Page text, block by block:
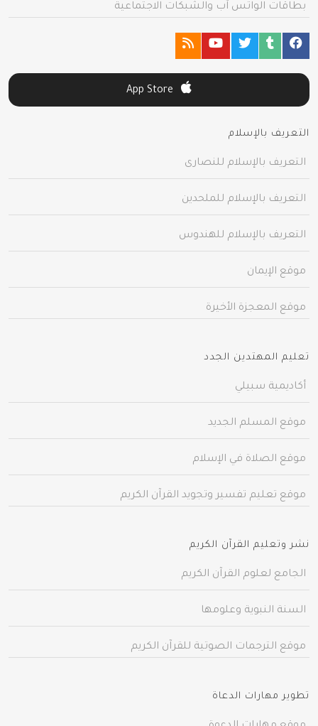
بطاقات الواتس آب والشبكات الاجتماعية
التعريف بالإسلام
التعريف بالإسلام للنصارى
التعريف بالإسلام للملحدين
التعريف بالإسلام للهندوس
موقع الإيمان
موقع المعجزة الأخيرة
تعليم المهتدين الجدد
أكاديمية سبيلي
موقع المسلم الجديد
موقع الصلاة في الإسلام
موقع تعليم تفسير وتجويد القرآن الكريم
نشر وتعليم القرآن الكريم
الجامع لعلوم القرآن الكريم
السنة النبوية وعلومها
موقع الترجمات الصوتية للقرآن الكريم
تطوير مهارات الدعاة